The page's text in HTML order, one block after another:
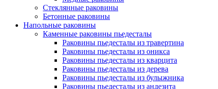
Стеклянные раковины
Бетонные раковины
Напольные раковины
Каменные раковины пьедесталы
Раковины пьедесталы из травертина
Раковины пьедесталы из оникса
Раковины пьедесталы из кварцита
Раковины пьедесталы из дерева
Раковины пьедесталы из булыжника
Раковины пьедесталы из андезита